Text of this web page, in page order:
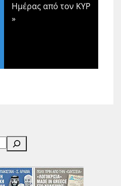
Ημέρας από τον ΚΥΡ
»